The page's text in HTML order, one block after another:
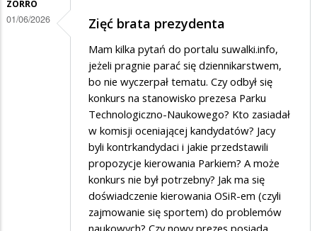
ZORRO
01/06/2026 Zięć brata prezydenta
Mam kilka pytań do portalu suwalki.info,
jeżeli pragnie parać się dziennikarstwem,
bo nie wyczerpał tematu. Czy odbył się
konkurs na stanowisko prezesa Parku
Technologiczno-Naukowego? Kto zasiadał
w komisji oceniającej kandydatów? Jacy
byli kontrkandydaci i jakie przedstawili
propozycje kierowania Parkiem? A może
konkurs nie był potrzebny? Jak ma się
doświadczenie kierowania OSiR-em (czyli
zajmowanie się sportem) do problemów